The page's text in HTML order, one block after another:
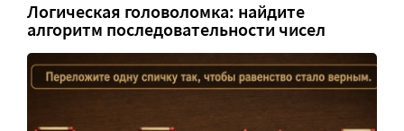
Логическая головоломка: найдите
алгоритм последовательности чисел